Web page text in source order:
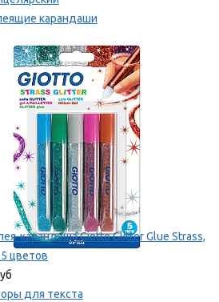
карандаши
карандаша Giotto Glitter Glue Strass,
цветов
для текста